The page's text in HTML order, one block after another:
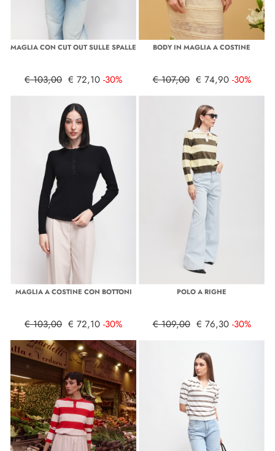
MAGLIA CON CUT OUT SULLE SPALLE
€ 103,00 € 72,10 -30%
BODY IN MAGLIA A COSTINE
€ 107,00 € 74,90 -30%
MAGLIA A COSTINE CON BOTTONI
€ 103,00 € 72,10 -30%
POLO A RIGHE
€ 109,00 € 76,30 -30%